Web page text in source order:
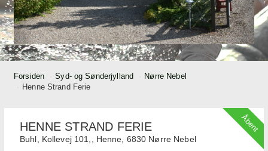
Forsiden Syd- og Sønderjylland
Nørre Nebel
Henne Strand Ferie
Åbent
HENNE STRAND FERIE
Buhl, Kollevej 101,, Henne, 6830 Nørre Nebel